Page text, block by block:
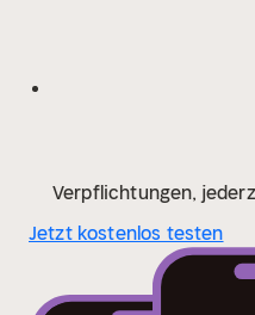
Övningen kan
de relationer som man
empatiförmågan
behöver förbättra några
meditationen bara för
Verpflichtungen,
Jetzt kostenlos testen